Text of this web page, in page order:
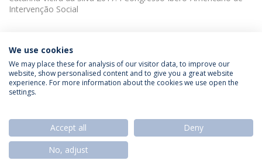
Intervenção Social
Política de Privacidade
Termos & Condições
© 2026 Universidade Católica Portuguesa
We use cookies
We may place these for analysis of our visitor data, to improve our
website, show personalised content and to give you a great website
experience. For more information about the cookies we use open the
settings.
Accept all
Deny
No, adjust